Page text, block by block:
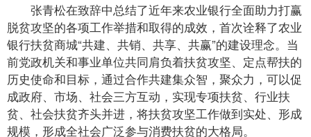
张青松在致辞中总结了近年来农业银行全面助力打赢
脱贫攻坚的各项工作举措和取得的成效，首次诠释了农业
银行扶贫商城“共建、共销、共享、共赢”的建设理念。当
前党政机关和事业单位共同肩负着扶贫攻坚、定点帮扶的
历史使命和目标，通过合作共建集众智，聚众力，可以促
成政府、市场、社会三方互动，实现专项扶贫、行业扶
贫、社会扶贫齐头并进，将扶贫攻坚工作做到实处、形成
规模，形成全社会广泛参与消费扶贫的大格局。